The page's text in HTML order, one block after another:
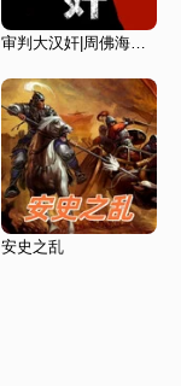
审判大汉奸|周佛海胡兰成周作人溥仪
安史之乱